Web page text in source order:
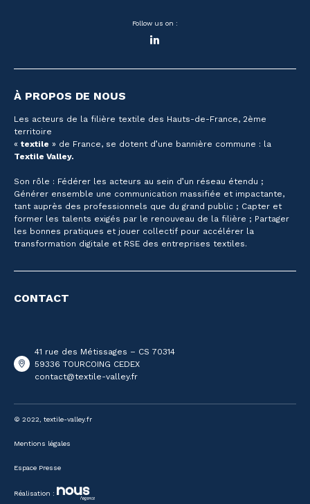
Follow us on :
À PROPOS DE NOUS
Les acteurs de la filière textile des Hauts-de-France, 2ème
territoire
« textile » de France, se dotent d’une bannière commune : la
Textile Valley.
Son rôle : Fédérer les acteurs au sein d’un réseau étendu ;
Générer ensemble une communication massifiée et impactante,
tant auprès des professionnels que du grand public ; Capter et
former les talents exigés par le renouveau de la filière ; Partager
les bonnes pratiques et jouer collectif pour accélérer la
transformation digitale et RSE des entreprises textiles.
CONTACT
41 rue des Métissages – CS 70314
59336 TOURCOING CEDEX
contact@textile-valley.fr
© 2022, textile-valley.fr
Mentions légales
Espace Presse
Réalisation :